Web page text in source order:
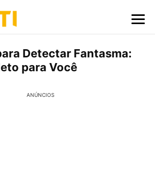
Detectar Fantasma:
para Você
ANÚNCIOS